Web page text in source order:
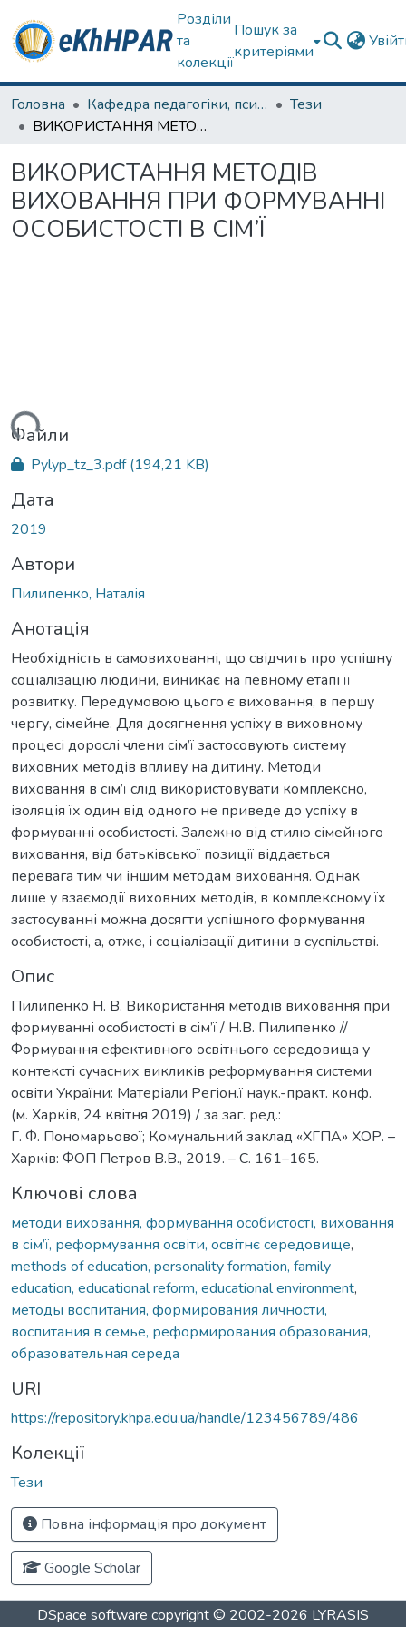
Розділи
та
колекції
Пошук за
критеріями
Головна Кафедра педагогіки, психології, початкової освіти та освітнього менеджменту
Тези
ВИКОРИСТАННЯ МЕТОДІВ ВИХОВАННЯ ПРИ ФОРМУВАННІ ОСОБИСТОСТІ В СІМ’Ї
ВИКОРИСТАННЯ МЕТОДІВ
ВИХОВАННЯ ПРИ ФОРМУВАННІ
ОСОБИСТОСТІ В СІМ’Ї
Файли
Pylyp_tz_3.pdf(194,21 KB)
Дата
2019
Автори
Пилипенко, Наталія
Анотація
Необхідність в самовихованні, що свідчить про успішну
соціалізацію людини, виникає на певному етапі її
розвитку. Передумовою цього є виховання, в першу
чергу, сімейне. Для досягнення успіху в виховному
процесі дорослі члени сім’ї застосовують систему
виховних методів впливу на дитину. Методи
виховання в сім’ї слід використовувати комплексно,
ізоляція їх один від одного не приведе до успіху в
формуванні особистості. Залежно від стилю сімейного
виховання, від батьківської позиції віддається
перевага тим чи іншим методам виховання. Однак
лише у взаємодії виховних методів, в комплексному їх
застосуванні можна досягти успішного формування
особистості, а, отже, і соціалізації дитини в суспільстві.
Опис
Пилипенко Н. В. Використання методів виховання при
формуванні особистості в сім’ї / Н.В. Пилипенко //
Формування ефективного освітнього середовища у
контексті сучасних викликів реформування системи
освіти України: Матеріали Регіон.ї наук.-практ. конф.
(м. Харків, 24 квітня 2019) / за заг. ред.:
Г. Ф. Пономарьової; Комунальний заклад «ХГПА» ХОР. –
Харків: ФОП Петров В.В., 2019. – С. 161–165.
Ключові слова
методи виховання, формування особистості, виховання
в сім’ї, реформування освіти, освітнє середовище,
methods of education, personality formation, family
education, educational reform, educational environment,
методы воспитания, формирования личности,
воспитания в семье, реформирования образования,
образовательная середа
URI
https://repository.khpa.edu.ua/handle/123456789/486
Колекції
Тези
Повна інформація про документ
Google Scholar
DSpace software copyright © 2002-2026 LYRASIS